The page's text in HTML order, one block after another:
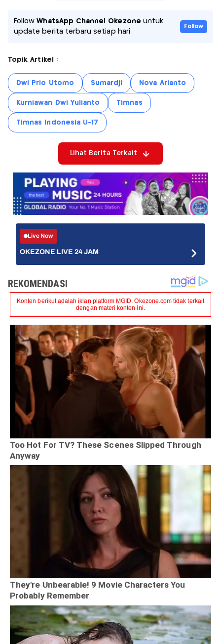
FollowWhatsApp Channel Okezone untuk
update berita terbaru setiap hari
Follow
Topik Artikel :
Dwi Prio Utomo Sumardji Nova Arianto
Kurniawan Dwi Yulianto Timnas
Timnas Indonesia U-17
Lihat Berita Terkait
Live Now
OKEZONE LIVE 24 JAM